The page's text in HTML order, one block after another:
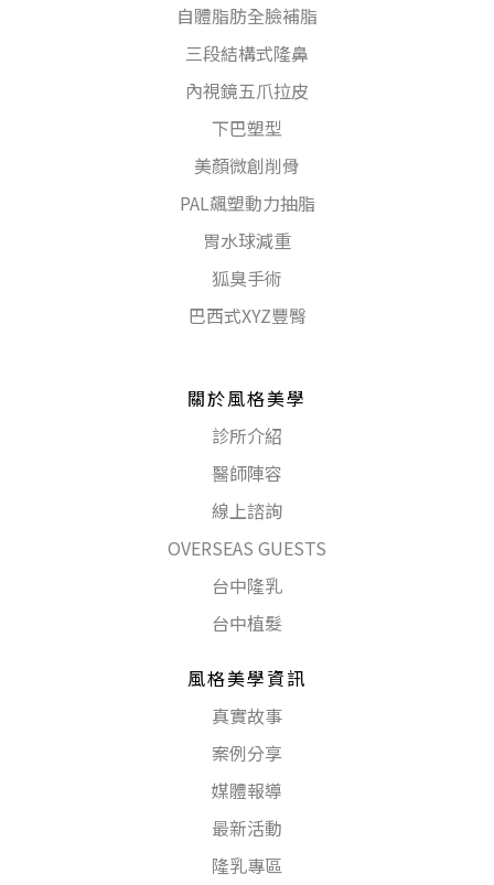
自體脂肪全臉補脂
三段結構式隆鼻
內視鏡五爪拉皮
下巴塑型
美顏微創削骨
PAL飆塑動力抽脂
胃水球減重
狐臭手術
巴西式XYZ豐臀
關於風格美學
診所介紹
醫師陣容
線上諮詢
OVERSEAS GUESTS
台中隆乳
台中植髮
風格美學資訊
真實故事
案例分享
媒體報導
最新活動
隆乳專區